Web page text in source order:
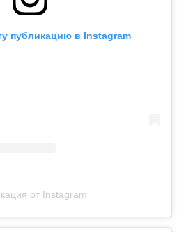
публикацию в Instagram
от Instagram